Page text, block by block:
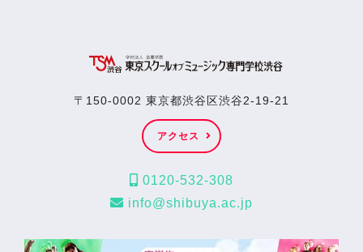
〒150-0002 東京都渋谷区渋谷2-19-21
アクセス
0120-532-308
info@shibuya.ac.jp